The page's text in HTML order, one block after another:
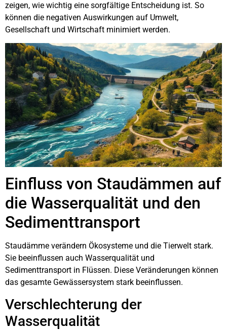
zeigen, wie wichtig eine sorgfältige Entscheidung ist. So
können die negativen Auswirkungen auf Umwelt,
Gesellschaft und Wirtschaft minimiert werden.
Einfluss von Staudämmen auf
die Wasserqualität und den
Sedimenttransport
Staudämme verändern Ökosysteme und die Tierwelt stark.
Sie beeinflussen auch Wasserqualität und
Sedimenttransport in Flüssen. Diese Veränderungen können
das gesamte Gewässersystem stark beeinflussen.
Verschlechterung der
Wasserqualität